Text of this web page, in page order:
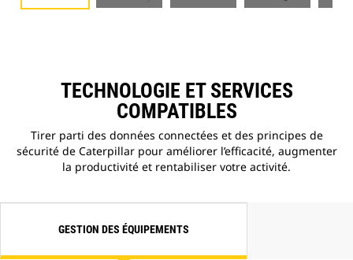
TECHNOLOGIE ET SERVICES
COMPATIBLES
Tirer parti des données connectées et des principes de
sécurité de Caterpillar pour améliorer l’efficacité, augmenter
la productivité et rentabiliser votre activité.
GESTION DES ÉQUIPEMENTS